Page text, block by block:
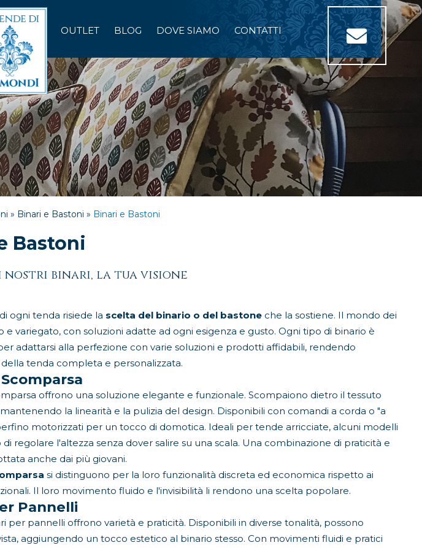
OUTLET BLOG DOVE SIAMO CONTATTI
» Binari e Bastoni » Binari e Bastoni
Bastoni
nostri binari, la tua visione
ogni tenda risiede la scelta del binario o del bastoneche la sostiene. Il mondo dei
e variegato, con soluzioni adatte ad ogni esigenza e gusto. Ogni tipo di binario è
adattarsi alla perfezione con varie soluzioni e prodotti affidabili, rendendo
tenda completa e personalizzata.
offrono una soluzione elegante e funzionale. Scompaiono dietro il tessuto
la linearità e la pulizia del design. Disponibili con comandi a corda o "a
motorizzati per un tocco di domotica. Ideali per tende arricciate, alcuni modelli
regolare l'altezza senza dover salire su una scala. Una combinazione di praticità e
anche dai più giovani.
si distinguono per la loro funzionalità discreta ed economica rispetto ai
Il loro movimento fluido e l'invisibilità li rendono una scelta popolare.
Pannelli
per pannelli offrono varietà e praticità. Disponibili in diverse tonalità, possono
aggiungendo un tocco estetico al binario stesso. Con movimenti fluidi e pratici